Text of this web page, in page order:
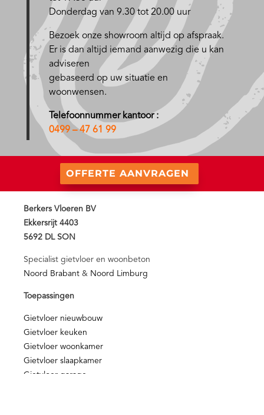
Donderdag van 9.30 tot 20.00 uur
Bezoek onze showroom altijd op afspraak.
Er is dan altijd iemand aanwezig die u kan
adviseren
gebaseerd op uw situatie en
woonwensen.
Telefoonnummer kantoor :
0499 – 47 61 99
OFFERTE AANVRAGEN
Berkers Vloeren BV
Ekkersrijt 4403
5692 DL SON
Specialist gietvloer en woonbeton
Noord Brabant & Noord Limburg
Toepassingen
Gietvloer nieuwbouw
Gietvloer keuken
Gietvloer woonkamer
Gietvloer slaapkamer
Gietvloer garage